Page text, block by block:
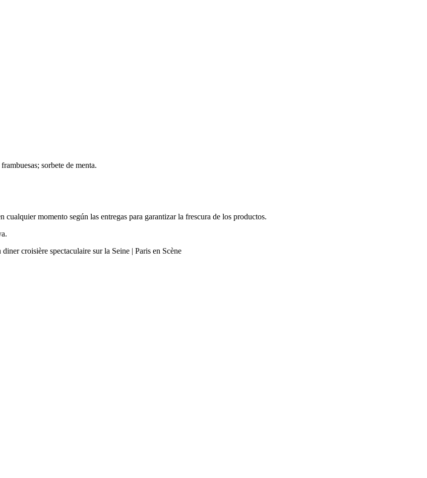
sorbete de menta.
momento según las entregas para garantizar la frescura de los productos.